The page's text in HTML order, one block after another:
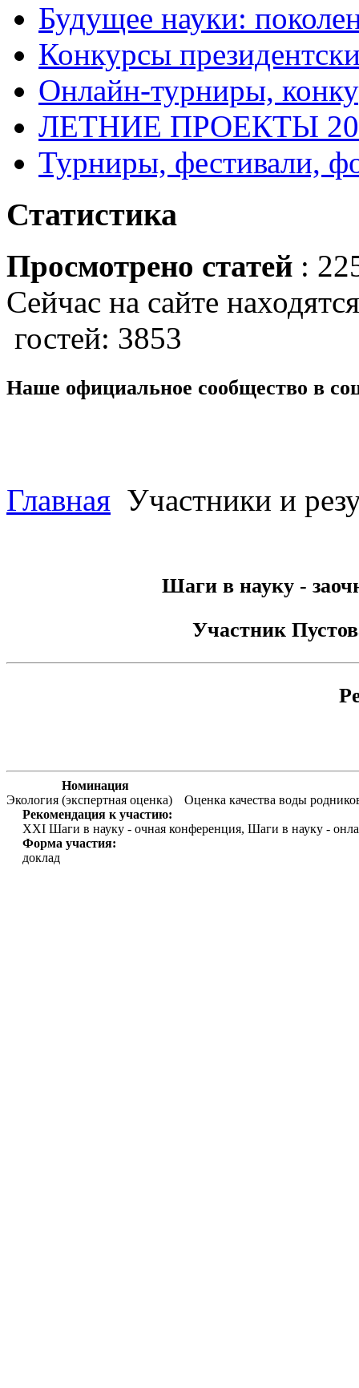
Будущее науки:
Конкурсы
Онлайн-турниры,
ЛЕТНИЕ ПРОЕКТЫ
Турниры, фестивали,
Статистика
Просмотрено статей :
Сейчас на сайте
гостей: 3853
Наше официальное сообщество в
Главная Участники и
Шаги в науку -
Участник
Номинация
Экология (экспертная оценка)
Оценка качества воды
Рекомендация к участию:
XXI Шаги в науку - очная конференция, Шаги в науку -
Форма участия:
доклад